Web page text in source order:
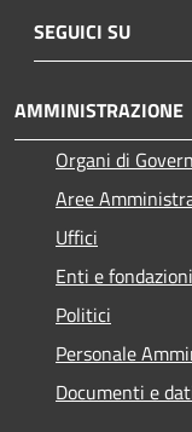
SEGUICI SU
AMMINISTRAZIONE
Organi di
Aree
Uffici
Enti e fondazioni
Politici
Personale
Documenti e